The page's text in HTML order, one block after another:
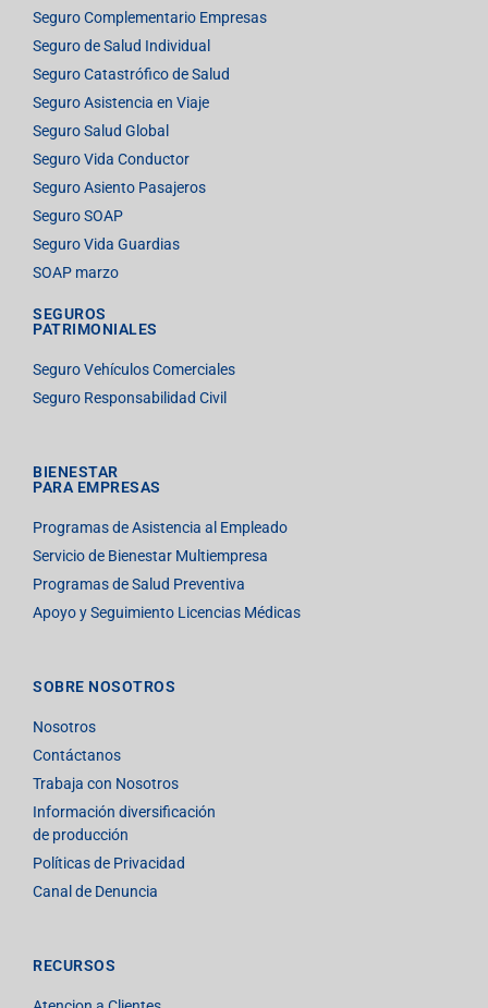
Seguro Complementario Empresas
Seguro de Salud Individual
Seguro Catastrófico de Salud
Seguro Asistencia en Viaje
Seguro Salud Global
Seguro Vida Conductor
Seguro Asiento Pasajeros
Seguro SOAP
Seguro Vida Guardias
SOAP marzo
SEGUROS
PATRIMONIALES
Seguro Vehículos Comerciales
Seguro Responsabilidad Civil
BIENESTAR
PARA EMPRESAS
Programas de Asistencia al Empleado
Servicio de Bienestar Multiempresa
Programas de Salud Preventiva
Apoyo y Seguimiento Licencias Médicas
SOBRE NOSOTROS
Nosotros
Contáctanos
Trabaja con Nosotros
Información diversificación
de producción
Políticas de Privacidad
Canal de Denuncia
RECURSOS